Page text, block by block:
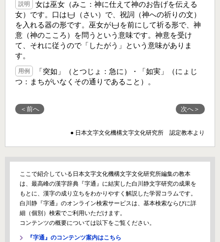
説明
女は巫女（みこ：神に仕えて神のお告げを伝える
女）です。口は
（さい）で、祝詞（神への祈りの文）
を入れる器の形です。巫女が
を前にして祈る形で、神
意（神のこころ）を問うという意味です。神意を受け
て、それに従うので「したがう」という意味がありま
す。
用例
「突如」（とつじょ：急に）・「如実」（にょじ
つ：まちがいなくその通りであること）。
＜前へ 次へ＞
● 日本文字文化機構文字文化研究所 認定教本より
ここで紹介している日本文字文化機構文字文化研究所編集の教本
は、最高峰の漢字辞典『字通』に結実した白川静文字研究の成果を
もとに、漢字の成り立ちをわかりやすく解説した学習コラムです。
白川静『字通』のオンライン検索サービスは、基本検索ならびに詳
細（個別）検索でご利用いただけます。
コンテンツの概要については以下をご覧ください。
『字通』のコンテンツ案内はこちら